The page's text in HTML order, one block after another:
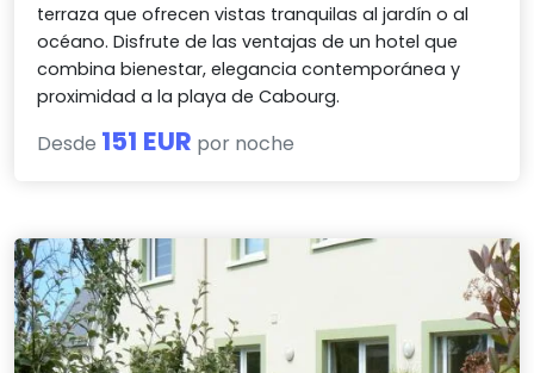
terraza que ofrecen vistas tranquilas al jardín o al
océano. Disfrute de las ventajas de un hotel que
combina bienestar, elegancia contemporánea y
proximidad a la playa de Cabourg.
Desde 151 EUR por noche